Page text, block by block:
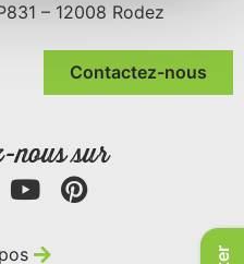
– 12008 Rodez
Contactez-nous
nous sur